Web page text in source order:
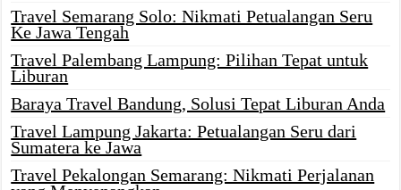
Travel Semarang Solo: Nikmati Petualangan Seru
Ke Jawa Tengah
Travel Palembang Lampung: Pilihan Tepat untuk
Liburan
Baraya Travel Bandung, Solusi Tepat Liburan Anda
Travel Lampung Jakarta: Petualangan Seru dari
Sumatera ke Jawa
Travel Pekalongan Semarang: Nikmati Perjalanan